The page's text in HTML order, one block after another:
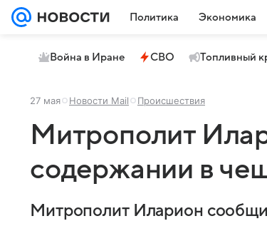
Политика Экономика
Война в Иране СВО Топливный
27 мая Новости Mail Происшествия
Митрополит
содержании в
Митрополит Иларион